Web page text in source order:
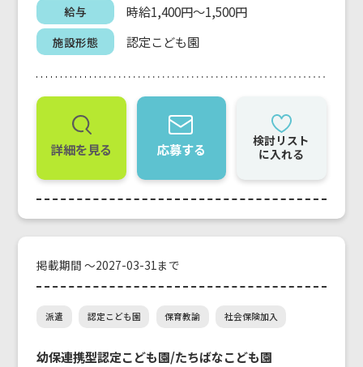
給与 時給1,400円～1,500円
施設形態 認定こども園
詳細を見る 応募する
検討リスト
に入れる
掲載期間 ～2027-03-31まで
派遣 認定こども園 保育教諭 社会保険加入
幼保連携型認定こども園/たちばなこども園